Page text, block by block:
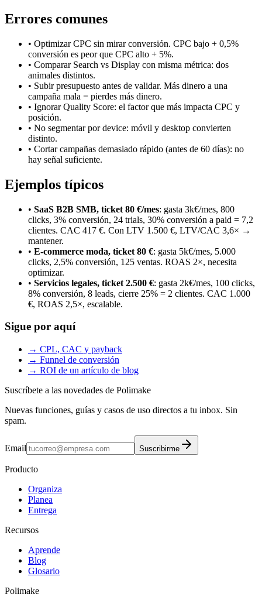
Errores comunes
• Optimizar CPC sin mirar conversión. CPC bajo + 0,5%
conversión es peor que CPC alto + 5%.
• Comparar Search vs Display con misma métrica: dos
animales distintos.
• Subir presupuesto antes de validar. Más dinero a una
campaña mala = pierdes más dinero.
• Ignorar Quality Score: el factor que más impacta CPC y
posición.
• No segmentar por device: móvil y desktop convierten
distinto.
• Cortar campañas demasiado rápido (antes de 60 días): no
hay señal suficiente.
Ejemplos típicos
• SaaS B2B SMB, ticket 80 €/mes: gasta 3k€/mes, 800
clicks, 3% conversión, 24 trials, 30% conversión a paid = 7,2
clientes. CAC 417 €. Con LTV 1.500 €, LTV/CAC 3,6× →
mantener.
• E-commerce moda, ticket 80 €: gasta 5k€/mes, 5.000
clicks, 2,5% conversión, 125 ventas. ROAS 2×, necesita
optimizar.
• Servicios legales, ticket 2.500 €: gasta 2k€/mes, 100 clicks,
8% conversión, 8 leads, cierre 25% = 2 clientes. CAC 1.000
€, ROAS 2,5×, escalable.
Sigue por aquí
→ CPL, CAC y payback
→ Funnel de conversión
→ ROI de un artículo de blog
Suscríbete a las novedades de Polimake
Nuevas funciones, guías y casos de uso directos a tu inbox. Sin
spam.
Email Suscribirme
Producto
Organiza
Planea
Entrega
Recursos
Aprende
Blog
Glosario
Polimake